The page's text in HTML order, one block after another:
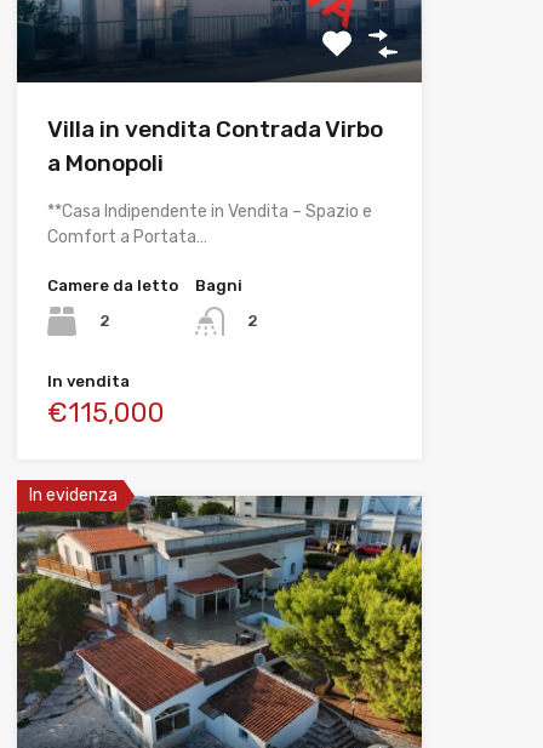
Villa in vendita Contrada Virbo
a Monopoli
**Casa Indipendente in Vendita – Spazio e
Comfort a Portata…
Camere da letto
2
Bagni
2
In vendita
€115,000
In evidenza